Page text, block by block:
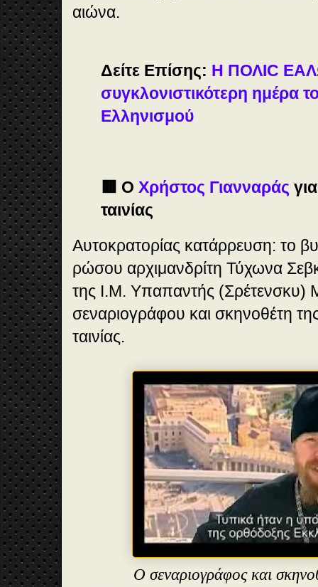
αιώνα.
Δείτε Επίσης: Η ΠΟΛΙC
συγκλονιστικότερη ημέρα
Ελληνισμού
🟥 Ο Χρήστος Γιανναράς
ταινίας
Αυτοκρατορίας κατάρρευση: το
ρώσου αρχιμανδρίτη Τύχωνα
της Ι.Μ. Υπαπαντής (Σρέτενσκυ)
σεναριογράφου και σκηνοθέτη
ταινίας.
Ο σεναριογράφος και